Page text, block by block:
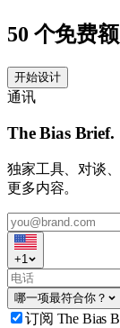
50 个免费
开始设计
通讯
The Bias Brief.
独家工具、对谈
更多内容。
+1
哪一项最符合你？
订阅 The Bias